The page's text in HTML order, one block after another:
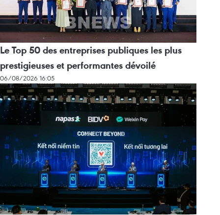
Le Top 50 des entreprises publiques les plus
prestigieuses et performantes dévoilé
06/08/2026 16:05